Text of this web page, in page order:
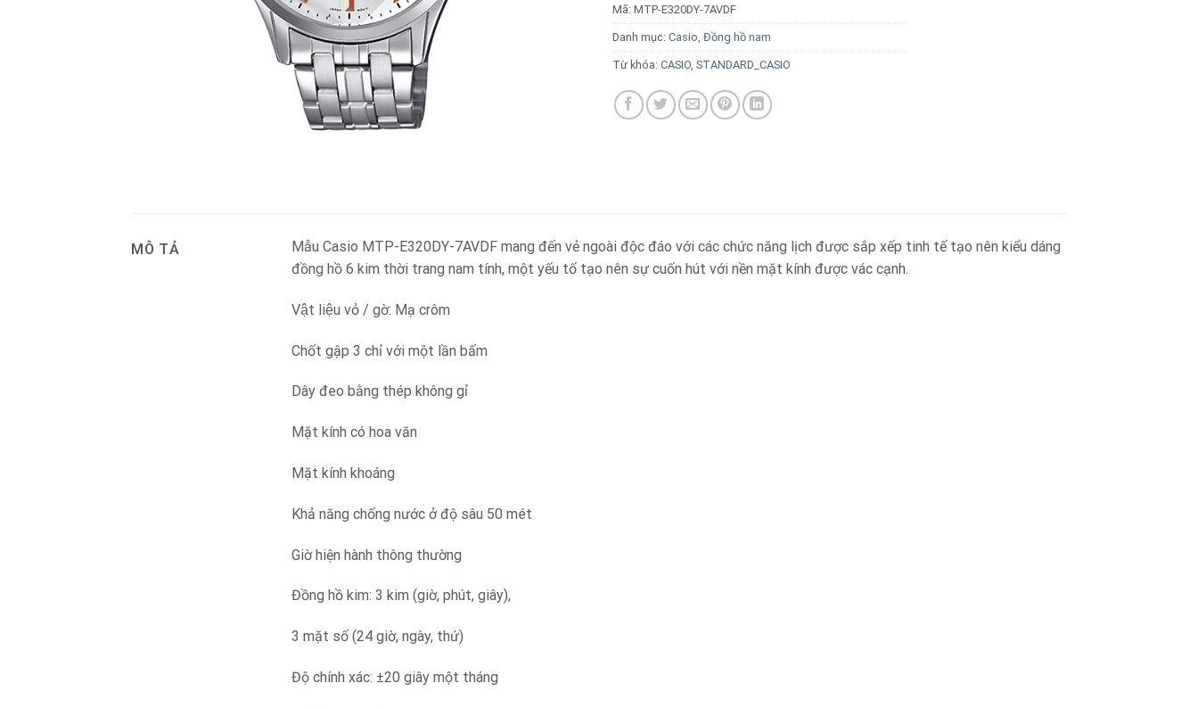
Mã: MTP-E320DY-7AVDF
Danh mục: Casio, Đồng hồ nam
Từ khóa: CASIO, STANDARD_CASIO
MÔ TẢ
Mẫu Casio MTP-E320DY-7AVDF mang đến vẻ ngoài độc đáo với các chức năng lịch được sắp xếp tinh tế tạo nên kiểu dáng
đồng hồ 6 kim thời trang nam tính, một yếu tố tạo nên sự cuốn hút với nền mặt kính được vác cạnh.
Vật liệu vỏ / gờ: Mạ crôm
Chốt gập 3 chỉ với một lần bấm
Dây đeo bằng thép không gỉ
Mặt kính có hoa văn
Mặt kính khoáng
Khả năng chống nước ở độ sâu 50 mét
Giờ hiện hành thông thường
Đồng hồ kim: 3 kim (giờ, phút, giây),
3 mặt số (24 giờ, ngày, thứ)
Độ chính xác: ±20 giây một tháng